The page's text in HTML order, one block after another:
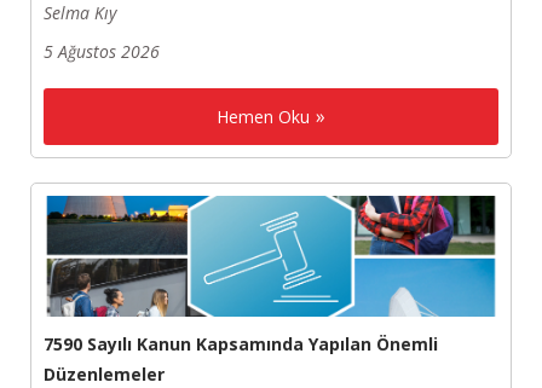
Selma Kıy
5 Ağustos 2026
Hemen Oku
7590 Sayılı Kanun Kapsamında Yapılan Önemli
Düzenlemeler